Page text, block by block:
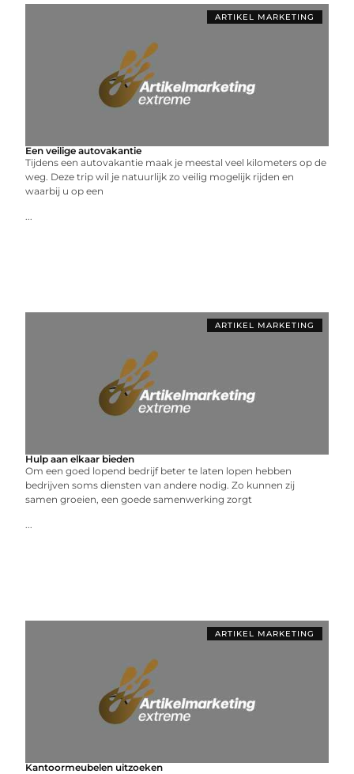
ARTIKEL MARKETING
Een veilige autovakantie
Tijdens een autovakantie maak je meestal veel kilometers op de
weg. Deze trip wil je natuurlijk zo veilig mogelijk rijden en
waarbij u op een
...
ARTIKEL MARKETING
Hulp aan elkaar bieden
Om een goed lopend bedrijf beter te laten lopen hebben
bedrijven soms diensten van andere nodig. Zo kunnen zij
samen groeien, een goede samenwerking zorgt
...
ARTIKEL MARKETING
Kantoormeubelen uitzoeken